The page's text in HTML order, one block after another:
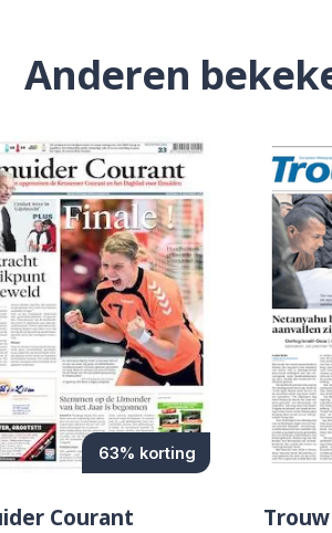
Anderen
63% korting
Courant Trouw